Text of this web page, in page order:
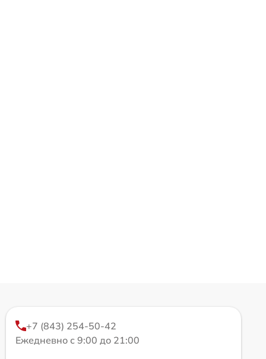
+7 (843) 254-50-42
Ежедневно с 9:00 до 21:00